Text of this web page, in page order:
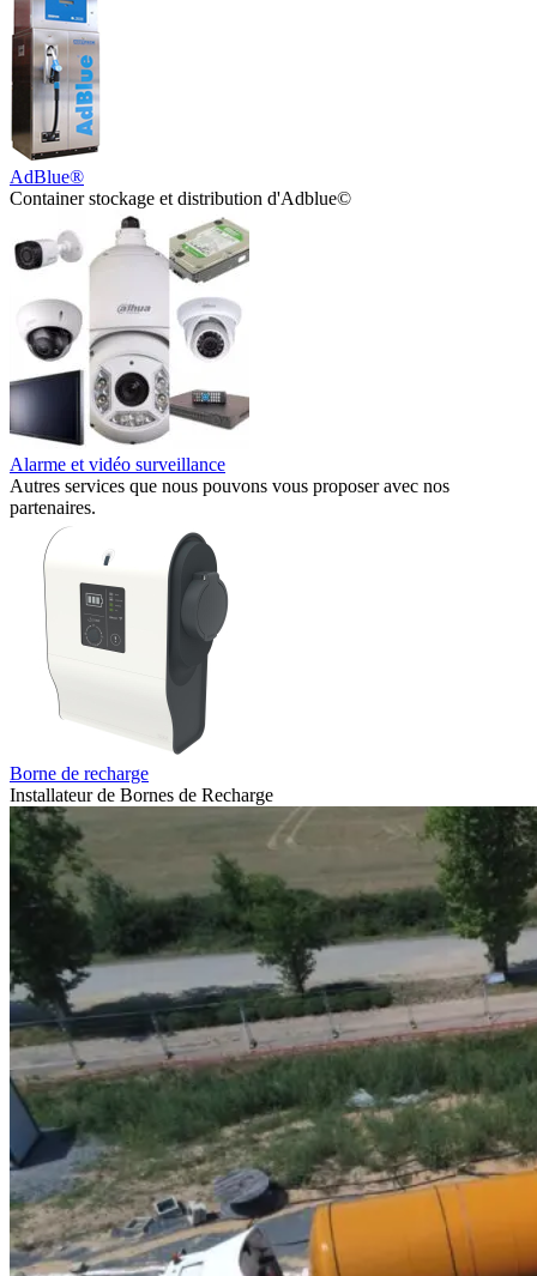
AdBlue®
Container stockage et distribution d'Adblue©
Alarme et vidéo surveillance
Autres services que nous pouvons vous proposer avec nos
partenaires.
Borne de recharge
Installateur de Bornes de Recharge